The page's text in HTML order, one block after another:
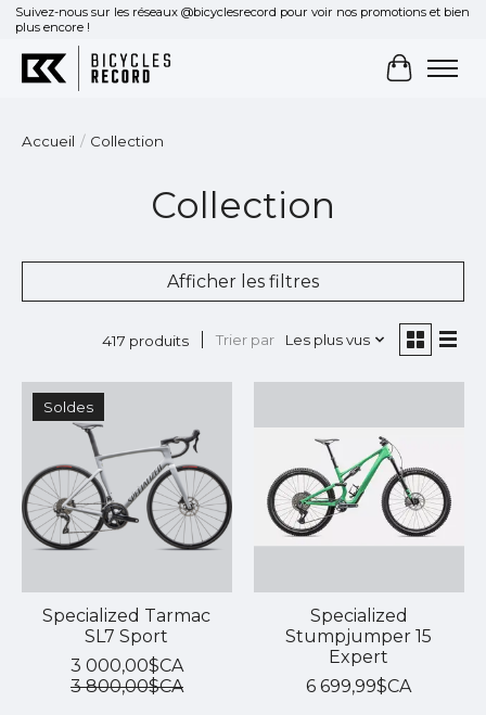
Suivez-nous sur les réseaux @bicyclesrecord pour voir nos promotions et bien
plus encore !
Panier
Accueil / Collection
Collection
Afficher les filtres
417 produits Trier par Les plus vus
Soldes
Specialized Tarmac
SL7 Sport
3 000,00$CA
3 800,00$CA
Specialized
Stumpjumper 15
Expert
6 699,99$CA